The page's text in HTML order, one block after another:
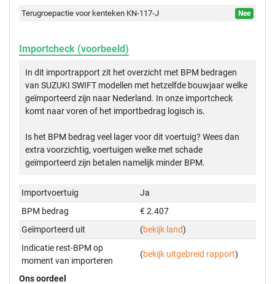
Terugroepactie voor kenteken KN-117-J
Nee
Importcheck (voorbeeld)
In dit importrapport zit het overzicht met BPM bedragen
van SUZUKI SWIFT modellen met hetzelfde bouwjaar welke
geïmporteerd zijn naar Nederland. In onze importcheck
komt naar voren of het importbedrag logisch is.
Is het BPM bedrag veel lager voor dit voertuig? Wees dan
extra voorzichtig, voertuigen welke met schade
geïmporteerd zijn betalen namelijk minder BPM.
Importvoertuig
Ja
BPM bedrag
€ 2.407
Geïmporteerd uit
(bekijk land)
Indicatie rest-BPM op
moment van importeren
(bekijk uitgebreid rapport)
Ons oordeel